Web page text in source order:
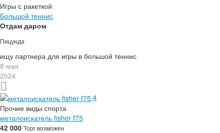
Игры с ракеткой
Большой теннис
Отдам даром
Пицунда
ищу партнера для игры в большой теннис
8 мая
2024
4
Прочие виды спорта
металоискатель fisher f75
42 000 Торг возможен